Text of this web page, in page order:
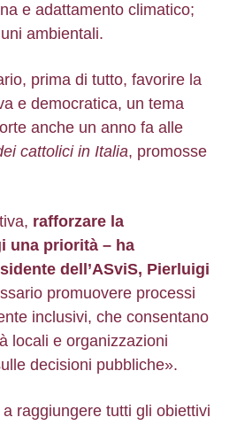
e adattamento climatico;
ambientali.
prima di tutto, favorire la
e democratica, un tema
anche un anno fa alle
cattolici in Italia, promosse
rafforzare la
una priorità – ha
dell’ASviS, Pierluigi
promuovere processi
inclusivi, che consentano
locali e organizzazioni
decisioni pubbliche».
a raggiungere tutti gli obiettivi